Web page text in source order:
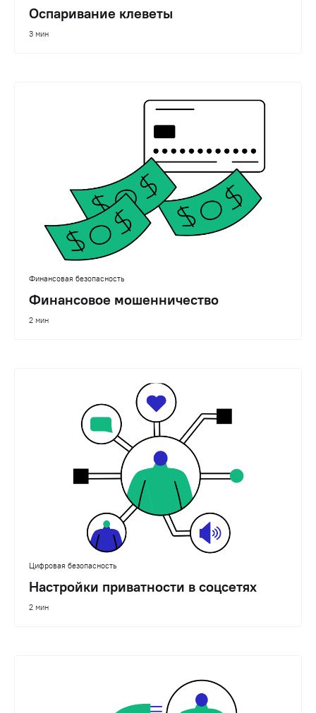
Оспаривание клеветы
3 мин
Финансовая безопасность
Финансовое мошенничество
2 мин
Цифровая безопасность
Настройки приватности в соцсетях
2 мин